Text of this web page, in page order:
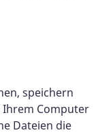
speichern
Computer
Dateien die